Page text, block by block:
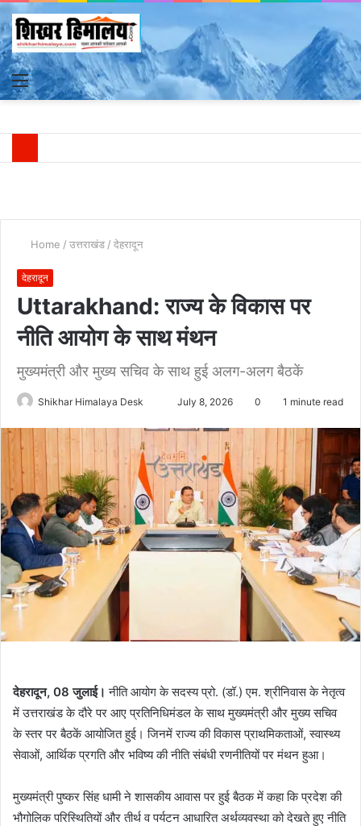
Menu
Home / उत्तराखंड / देहरादून
देहरादून
Uttarakhand: राज्य के विकास पर
नीति आयोग के साथ मंथन
मुख्यमंत्री और मुख्य सचिव के साथ हुई अलग-अलग बैठकें
Shikhar Himalaya Desk
SendJuly 8, 2026 0 1 minute read
देहरादून, 08 जुलाई। नीति आयोग के सदस्य प्रो. (डॉ.) एम. श्रीनिवास के नेतृत्व
में उत्तराखंड के दौरे पर आए प्रतिनिधिमंडल के साथ मुख्यमंत्री और मुख्य सचिव
के स्तर पर बैठकें आयोजित हुई। जिनमें राज्य की विकास प्राथमिकताओं, स्वास्थ्य
सेवाओं, आर्थिक प्रगति और भविष्य की नीति संबंधी रणनीतियों पर मंथन हुआ।
मुख्यमंत्री पुष्कर सिंह धामी ने शासकीय आवास पर हुई बैठक में कहा कि प्रदेश की
भौगोलिक परिस्थितियों और तीर्थ व पर्यटन आधारित अर्थव्यवस्था को देखते हुए नीति